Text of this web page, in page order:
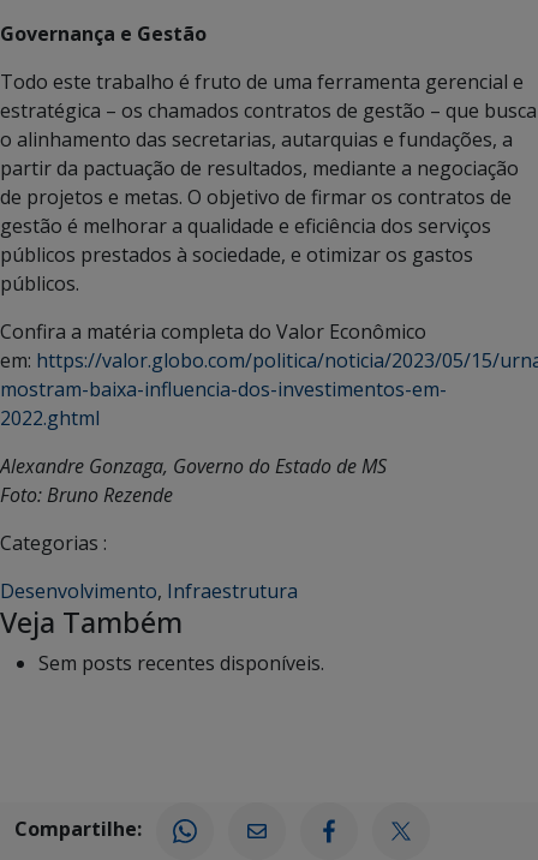
Governança e Gestão
Todo este trabalho é fruto de uma ferramenta gerencial e
estratégica – os chamados contratos de gestão – que busca
o alinhamento das secretarias, autarquias e fundações, a
partir da pactuação de resultados, mediante a negociação
de projetos e metas. O objetivo de firmar os contratos de
gestão é melhorar a qualidade e eficiência dos serviços
públicos prestados à sociedade, e otimizar os gastos
públicos.
Confira a matéria completa do Valor Econômico
em: https://valor.globo.com/politica/noticia/2023/05/15/
mostram-baixa-influencia-dos-investimentos-em-
2022.ghtml
Alexandre Gonzaga, Governo do Estado de MS
Foto: Bruno Rezende
Categorias :
Desenvolvimento, Infraestrutura
Veja Também
Sem posts recentes disponíveis.
Compartilhe: